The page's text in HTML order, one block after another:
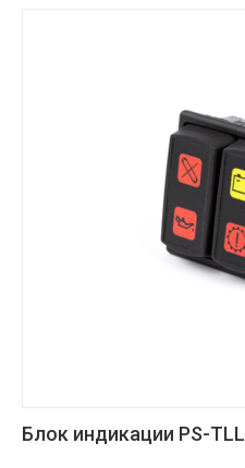
Блок индикации PS-TLL